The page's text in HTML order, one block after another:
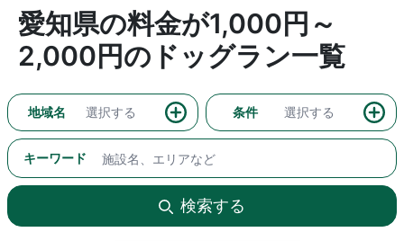
愛知県の料金が1,000円～
2,000円のドッグラン一覧
地域名 選択する 条件 選択する
キーワード
検索する